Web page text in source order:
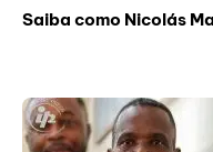
Saiba como Nicolás